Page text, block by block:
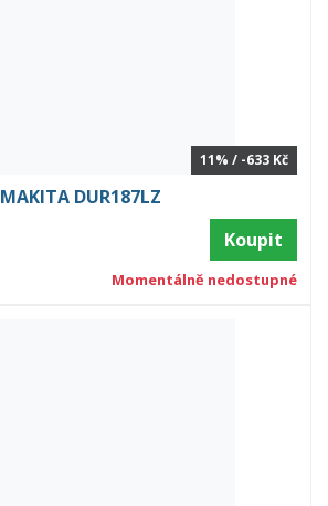
11% / -633 Kč
MAKITA DUR187LZ
Koupit
Momentálně nedostupné